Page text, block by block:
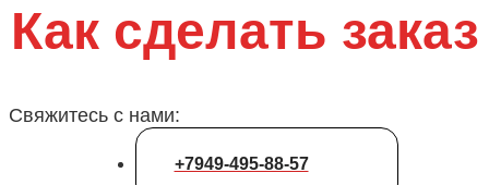
Как сделать заказ
Свяжитесь с нами:
+7949-495-88-57